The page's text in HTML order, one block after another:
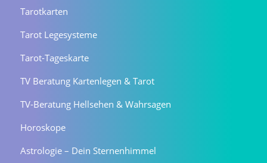
Tarotkarten
Tarot Legesysteme
Tarot-Tageskarte
TV Beratung Kartenlegen & Tarot
TV-Beratung Hellsehen & Wahrsagen
Horoskope
Astrologie – Dein Sternenhimmel